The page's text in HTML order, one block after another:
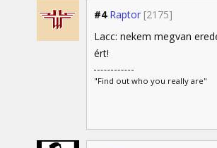
#4 Raptor [2175]
Lacc: nekem megvan
ért!
"Find out who you really are"